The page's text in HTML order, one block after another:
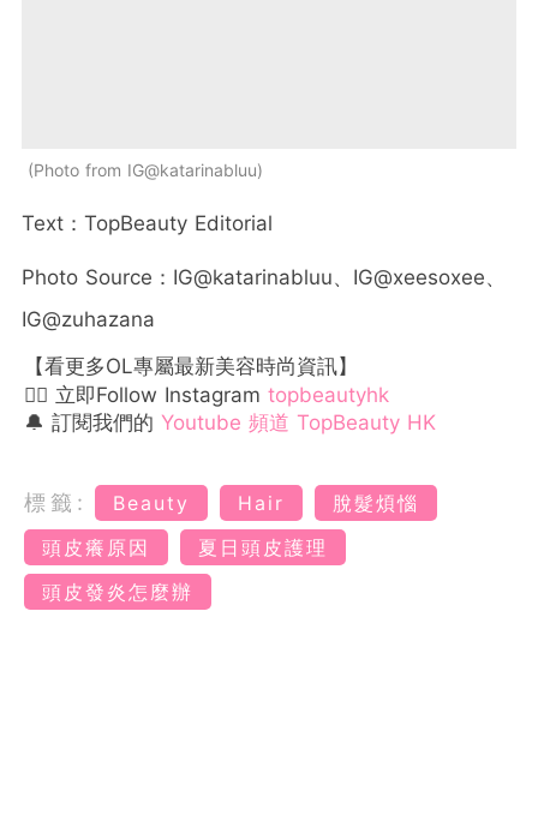
Photo from IG@katarinabluu
Text：TopBeauty Editorial
Photo Source：IG@katarinabluu、IG@xeesoxee、
IG@zuhazana
【看更多OL專屬最新美容時尚資訊】
👉🏻 立即Follow Instagram topbeautyhk
🔔 訂閱我們的 Youtube 頻道 TopBeauty HK
標籤: Beauty Hair
脫髮煩惱
頭皮癢原因
夏日頭皮護理
頭皮發炎怎麼辦